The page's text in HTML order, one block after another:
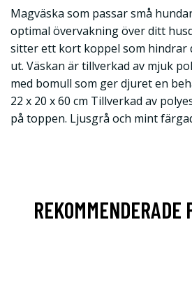
Magväska som passar små
optimal övervakning över ditt
sitter ett kort koppel som hindrar
ut. Väskan är tillverkad av mjuk
med bomull som ger djuret en
22 x 20 x 60 cm Tillverkad av
på toppen. Ljusgrå och mint
REKOMMENDERADE